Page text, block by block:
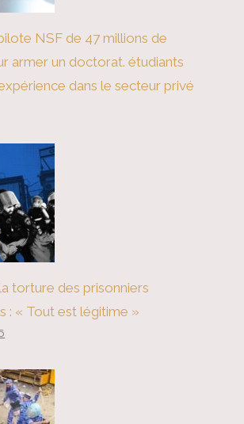
NSF de 47 millions de
armer un doctorat. étudiants
dans le secteur privé
torture des prisonniers
: « Tout est légitime »